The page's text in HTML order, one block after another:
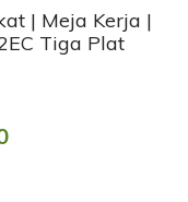
| Meja Kerja |
Tiga Plat